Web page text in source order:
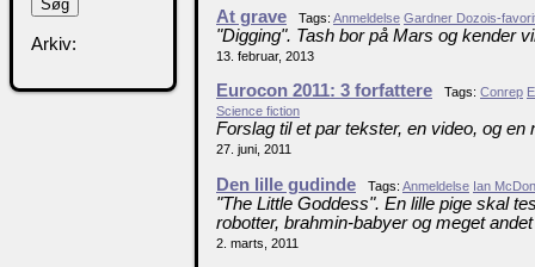
At grave Tags: Anmeldelse Gardner Dozois-
"Digging". Tash bor på Mars og kender
13. februar, 2013
Eurocon 2011: 3 forfattere Tags: Conrep
Science fiction
Forslag til et par tekster, en video, og en
27. juni, 2011
Den lille gudinde Tags: Anmeldelse Ian
"The Little Goddess". En lille pige skal
robotter, brahmin-babyer og meget
2. marts, 2011
Arkiv: